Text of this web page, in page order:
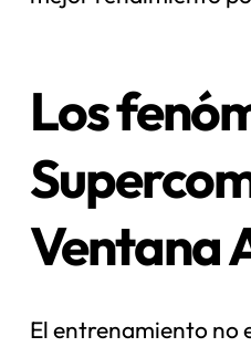
Los
Ventana
El entrenamiento no